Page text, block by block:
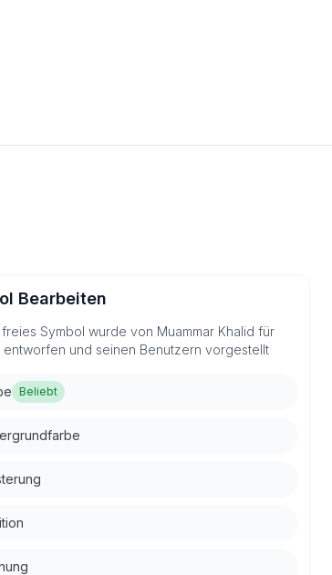
Bearbeiten
Symbol wurde von Muammar Khalid für
entworfen und seinen Benutzern vorgestellt
Beliebt